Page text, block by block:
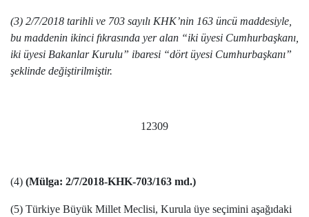
(3) 2/7/2018 tarihli ve 703 sayılı KHK’nin 163 üncü maddesiyle,
bu maddenin ikinci fıkrasında yer alan “iki üyesi Cumhurbaşkanı,
iki üyesi Bakanlar Kurulu” ibaresi “dört üyesi Cumhurbaşkanı”
şeklinde değiştirilmiştir.
12309
(4) (Mülga: 2/7/2018-KHK-703/163 md.)
(5) Türkiye Büyük Millet Meclisi, Kurula üye seçimini aşağıdaki